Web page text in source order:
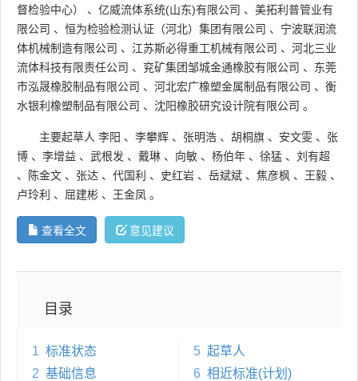
督检验中心）
、 亿威流体系统(山东)有限公司 、 美拓利普管业有
限公司 、 恒为检验检测认证（河北）集团有限公司 、 宁波联润流
体机械制造有限公司 、 江苏斯必得重工机械有限公司 、 河北三业
流体科技有限责任公司 、 兖矿集团邹城金通橡胶有限公司 、 东莞
市泓晟橡胶制品有限公司 、 河北宏广橡塑金属制品有限公司 、 衡
水银利橡塑制品有限公司 、 沈阳橡胶研究设计院有限公司 。
主要起草人 李阳 、 李攀辉 、 张明浩 、 胡桐旗 、 安文雯 、 张
博 、 李增益 、 武根发 、 戴琳 、 向敏 、 杨伯年 、 徐猛 、 刘有超
、
陈金文 、 张达 、 代国利 、 史红岩 、 岳斌斌 、 焦彦枫 、 王毅 、
卢玲利 、 屈建彬 、 王金凤 。
查看全文 意见建议
目录
1 标准状态
2 基础信息
5 起草人
6 相近标准(计划)